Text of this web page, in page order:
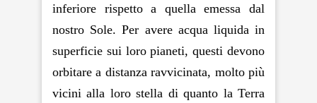
inferiore rispetto a quella emessa dal
nostro Sole. Per avere acqua liquida in
superficie sui loro pianeti, questi devono
orbitare a distanza ravvicinata, molto più
vicini alla loro stella di quanto la Terra